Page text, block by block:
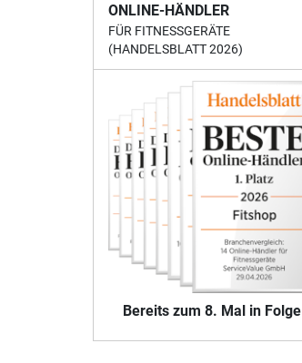
ONLINE-HÄNDLER
FÜR FITNESSGERÄTE
(HANDELSBLATT 2026)
Bereits zum 8. Mal in Folge